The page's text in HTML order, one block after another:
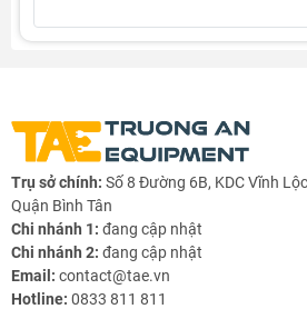
Trụ sở chính: Số 8 Đường 6B, KDC Vĩnh
Quận Bình Tân
Chi nhánh 1: đang cập nhật
Chi nhánh 2: đang cập nhật
Email: contact@tae.vn
Hotline: 0833 811 811